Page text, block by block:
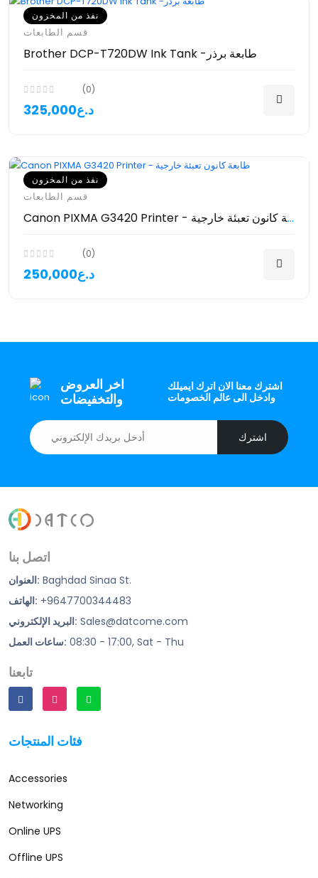
نفذ من المخزون
قسم الطابعات
Brother DCP-T720DW Ink Tank -طابعة برذر
(0)
325,000د.ع
نفذ من المخزون
قسم الطابعات
Canon PIXMA G3420 Printer - طابعة كانون تعبئة خارجية
(0)
250,000د.ع
اخر العروض
والتخفيضات
اشترك معنا الان اترك ايميلك
وادخل الى عالم الخصومات
اشترك
اتصل بنا
العنوان: Baghdad Sinaa St.
الهاتف: +9647700344483
البريد الإلكتروني: Sales@datcome.com
ساعات العمل: 08:30 - 17:00, Sat - Thu
تابعنا
فئات المنتجات
Accessories
Networking
Online UPS
Offline UPS